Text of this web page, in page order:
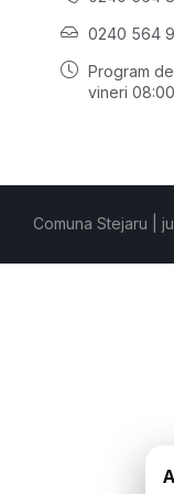
0240 564
Program
vineri
Comuna Stejaru |